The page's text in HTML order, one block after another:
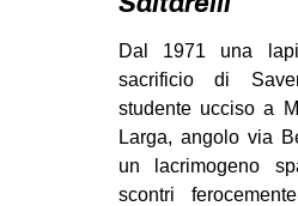
SPAZI
SPORT
Dal 1971 una
sacrificio di
studente ucciso a
Larga, angolo via
un lacrimogeno
scontri